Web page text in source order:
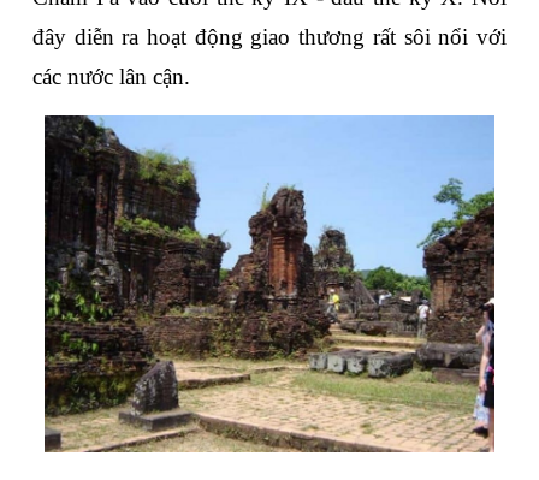
đây diễn ra hoạt động giao thương rất sôi nổi với
các nước lân cận.